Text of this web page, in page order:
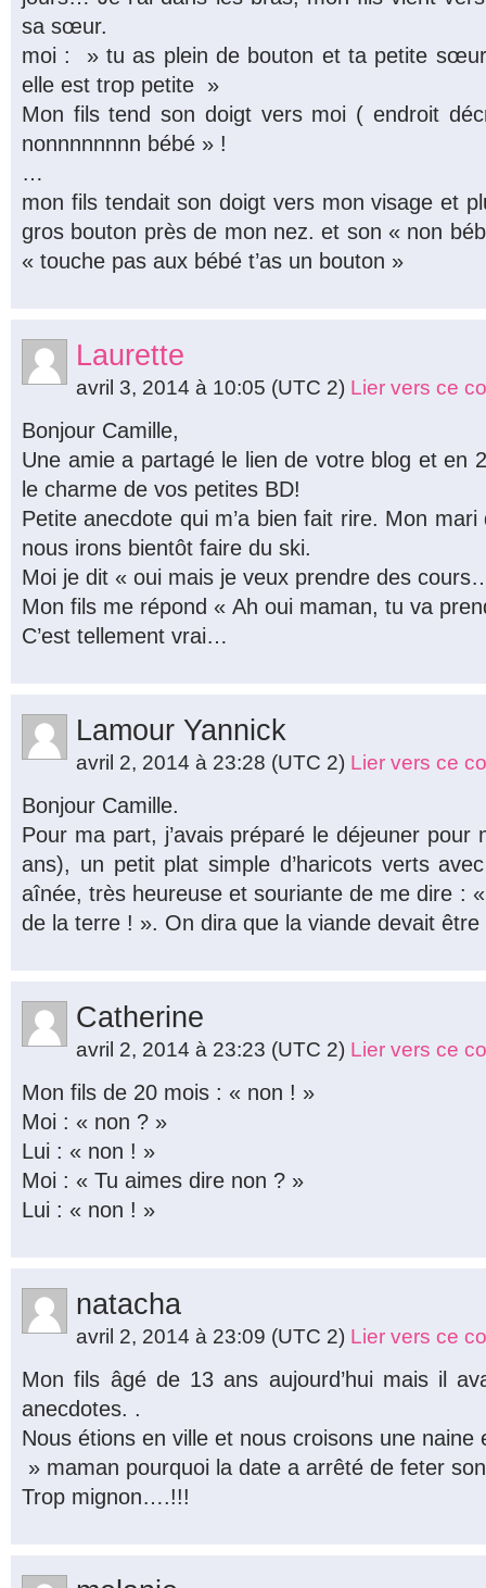
sa sœur.
moi : » tu as plein de bouton et ta petite
elle est trop petite »
Mon fils tend son doigt vers moi ( endroit
nonnnnnnnn bébé » !
…
mon fils tendait son doigt vers mon visage et
gros bouton près de mon nez. et son « non
« touche pas aux bébé t’as un bouton »
Laurette
avril 3, 2014 à 10:05 (UTC 2) Lier vers ce
Bonjour Camille,
Une amie a partagé le lien de votre blog et en
le charme de vos petites BD!
Petite anecdote qui m’a bien fait rire. Mon
nous irons bientôt faire du ski.
Moi je dit « oui mais je veux prendre des
Mon fils me répond « Ah oui maman, tu va
C’est tellement vrai…
Lamour Yannick
avril 2, 2014 à 23:28 (UTC 2) Lier vers ce
Bonjour Camille.
Pour ma part, j’avais préparé le déjeuner
ans), un petit plat simple d’haricots verts
aînée, très heureuse et souriante de me dire :
de la terre ! ». On dira que la viande devait
Catherine
avril 2, 2014 à 23:23 (UTC 2) Lier vers ce
Mon fils de 20 mois : « non ! »
Moi : « non ? »
Lui : « non ! »
Moi : « Tu aimes dire non ? »
Lui : « non ! »
natacha
avril 2, 2014 à 23:09 (UTC 2) Lier vers ce
Mon fils âgé de 13 ans aujourd’hui mais il
anecdotes. .
Nous étions en ville et nous croisons une naine
» maman pourquoi la date a arrêté de feter
Trop mignon….!!!